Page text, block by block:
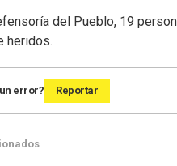
del Pueblo, 19
heridos.
error? Reportar